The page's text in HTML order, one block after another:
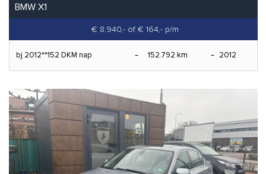
BMW X1
€ 8.940,- of € 164,- p/m
bj 2012**152 DKM nap 152.792 km 2012